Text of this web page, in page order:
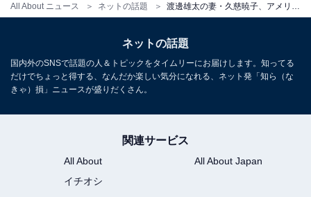
All About ニュース ネットの話題
ネットの話題
国内外のSNSで話題の人＆トピックをタイムリーにお届けします。知ってる
だけでちょっと得する、なんだか楽しい気分になれる、ネット発「知ら（な
きゃ）損」ニュースが盛りだくさん。
関連サービス
All About
All About Japan
イチオシ